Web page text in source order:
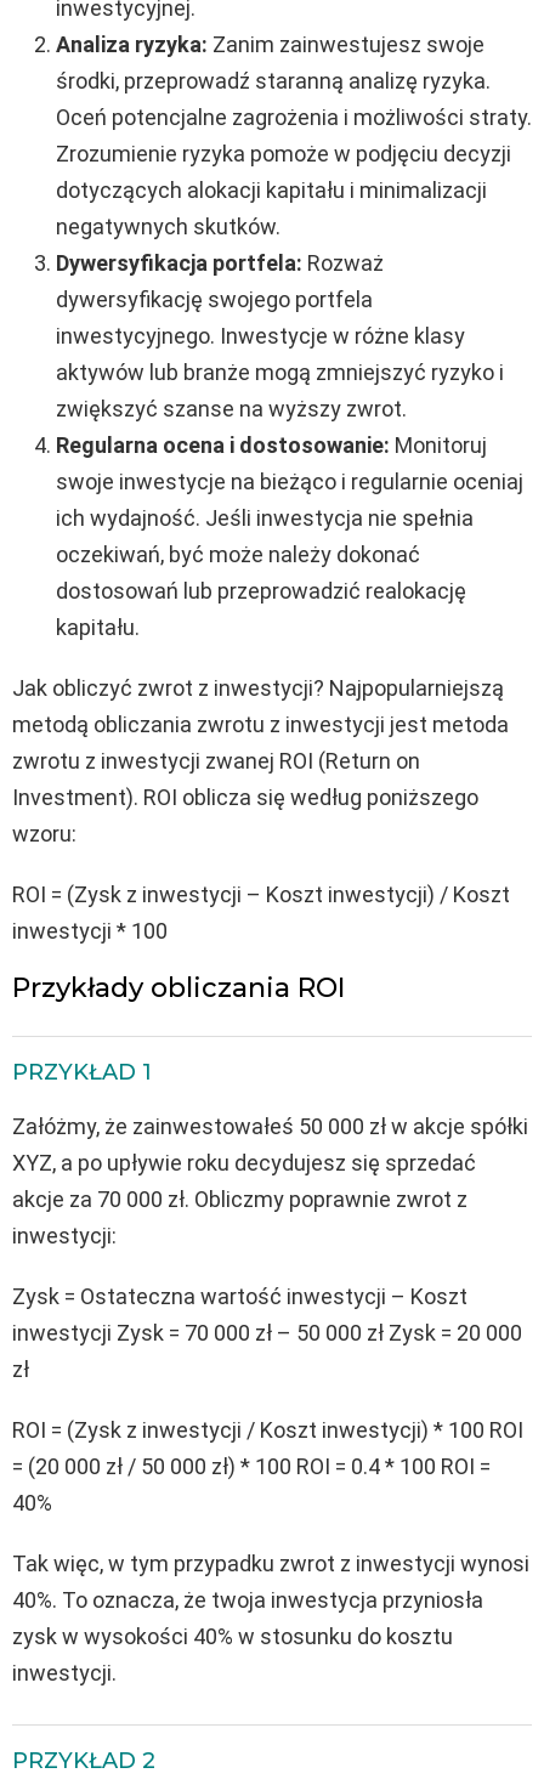
inwestycyjnej.
Analiza ryzyka: Zanim zainwestujesz swoje
środki, przeprowadź staranną analizę ryzyka.
Oceń potencjalne zagrożenia i możliwości straty.
Zrozumienie ryzyka pomoże w podjęciu decyzji
dotyczących alokacji kapitału i minimalizacji
negatywnych skutków.
Dywersyfikacja portfela: Rozważ
dywersyfikację swojego portfela
inwestycyjnego. Inwestycje w różne klasy
aktywów lub branże mogą zmniejszyć ryzyko i
zwiększyć szanse na wyższy zwrot.
Regularna ocena i dostosowanie: Monitoruj
swoje inwestycje na bieżąco i regularnie oceniaj
ich wydajność. Jeśli inwestycja nie spełnia
oczekiwań, być może należy dokonać
dostosowań lub przeprowadzić realokację
kapitału.
Jak obliczyć zwrot z inwestycji? Najpopularniejszą
metodą obliczania zwrotu z inwestycji jest metoda
zwrotu z inwestycji zwanej ROI (Return on
Investment). ROI oblicza się według poniższego
wzoru:
ROI = (Zysk z inwestycji – Koszt inwestycji) / Koszt
inwestycji * 100
Przykłady obliczania ROI
PRZYKŁAD 1
Załóżmy, że zainwestowałeś 50 000 zł w akcje spółki
XYZ, a po upływie roku decydujesz się sprzedać
akcje za 70 000 zł. Obliczmy poprawnie zwrot z
inwestycji:
Zysk = Ostateczna wartość inwestycji – Koszt
inwestycji Zysk = 70 000 zł – 50 000 zł Zysk = 20 000
zł
ROI = (Zysk z inwestycji / Koszt inwestycji) * 100 ROI
= (20 000 zł / 50 000 zł) * 100 ROI = 0.4 * 100 ROI =
40%
Tak więc, w tym przypadku zwrot z inwestycji wynosi
40%. To oznacza, że twoja inwestycja przyniosła
zysk w wysokości 40% w stosunku do kosztu
inwestycji.
PRZYKŁAD 2